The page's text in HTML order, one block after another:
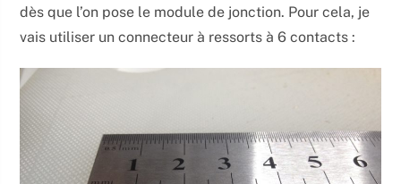
dès que l’on pose le module de jonction. Pour cela, je
vais utiliser un connecteur à ressorts à 6 contacts :